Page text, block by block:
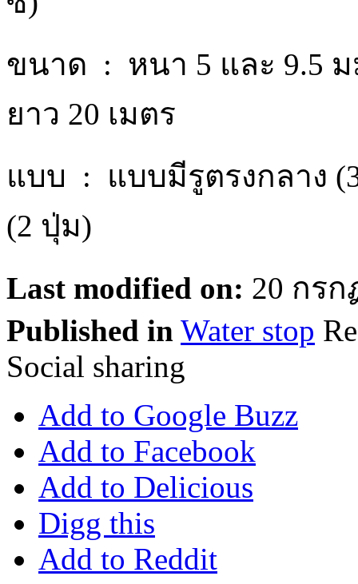
ขนาด : หนา 5 และ 9.5 ม
ยาว 20 เมตร
แบบ : แบบมีรูตรงกลาง
(2 ปุ่ม)
Last modified on: 20 กรก
Published in Water stop
Social sharing
Add to Google Buzz
Add to Facebook
Add to Delicious
Digg this
Add to Reddit